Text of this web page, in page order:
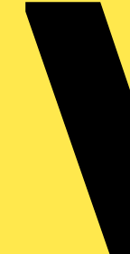
und
Community.